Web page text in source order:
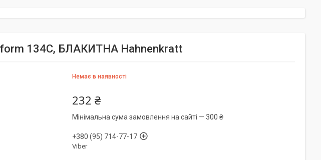
134C, БЛАКИТНА Hahnenkratt
Немає в наявності
232 ₴
Мінімальна сума замовлення на сайті — 300 ₴
+380 (95) 714-77-17
Viber